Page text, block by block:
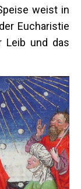
weist in
Eucharistie
Leib und das